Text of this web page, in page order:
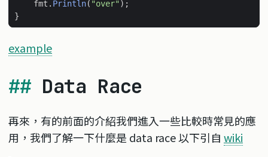
fmt . Println( "over");
}
example
Data Race
再來，有的前面的介紹我們進入一些比較時常見的應
用，我們了解一下什麼是 data race 以下引自 wiki